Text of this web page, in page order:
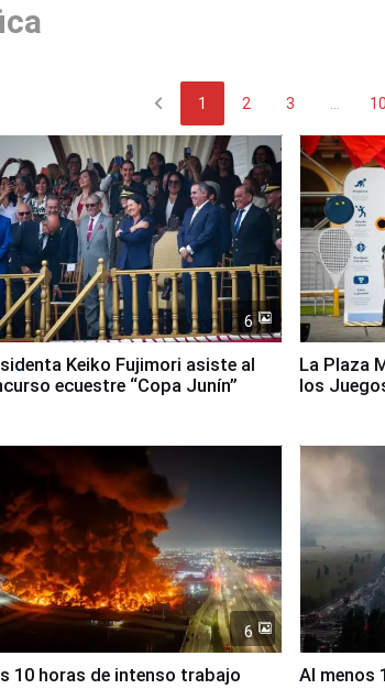
chevron_left 1 2 3 ... 10
6
Keiko Fujimori asiste al
ecuestre “Copa Junín”
La Plaza
los
6
10 horas de intenso trabajo
Al menos